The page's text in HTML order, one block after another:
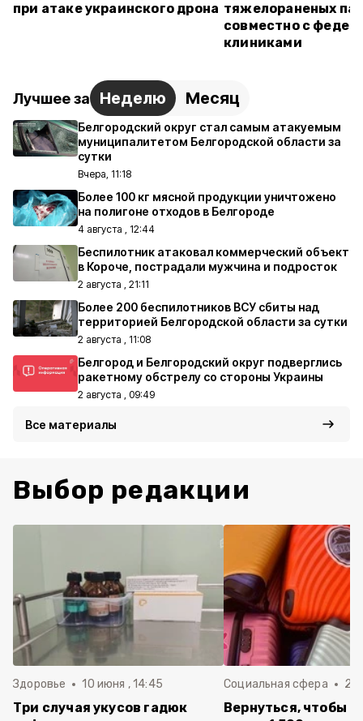
при атаке украинского дрона тяжелораненых
совместно с
клиниками
Лучшее за Неделю Месяц
Белгородский округ стал самым атакуемым
муниципалитетом Белгородской области за
сутки
Вчера, 11:18
Более 100 кг мясной продукции уничтожено
на полигоне отходов в Белгороде
4 августа , 12:44
Беспилотник атаковал коммерческий объект
в Короче, пострадали мужчина и подросток
2 августа , 21:11
Более 200 беспилотников ВСУ сбиты над
территорией Белгородской области за сутки
2 августа , 11:08
Белгород и Белгородский округ подверглись
ракетному обстрелу со стороны Украины
2 августа , 09:49
Все материалы
Выбор редакции
Здоровье 10 июня , 14:45
Три случая укусов гадюк
Социальная сфера 20
Вернуться, чтобы